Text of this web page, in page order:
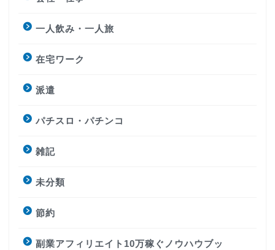
一人飲み・一人旅
在宅ワーク
派遣
パチスロ・パチンコ
雑記
未分類
節約
副業アフィリエイト10万稼ぐノウハウブッ